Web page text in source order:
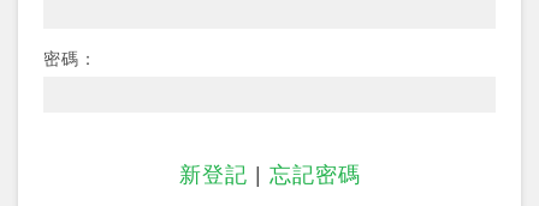
密碼：
新登記 忘記密碼